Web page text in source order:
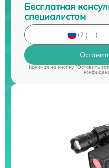
Бесплатная
специалистом
Нажимая на кнопку "Оставить